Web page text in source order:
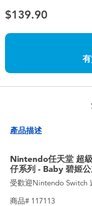
嬰兒及學前玩具
任天堂 Switch
人氣角色
生活精品
$139.90
產品描述
Nintendo任天堂 超
仔系列 - Baby 碧姬
受歡迎Nintendo Switch
商品# 117113